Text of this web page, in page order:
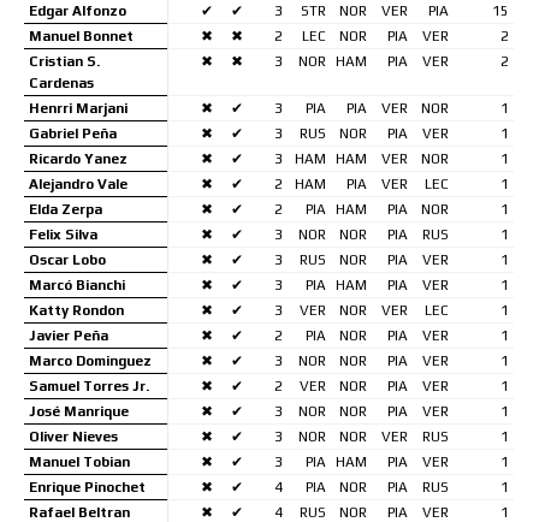
Edgar Alfonzo
✔ ✔ 3 STR NOR VER PIA
15
Manuel Bonnet
✖ ✖ 2 LEC NOR PIA VER
2
Cristian S.
Cardenas
✖ ✖ 3 NOR HAM PIA VER 2
Henrri Marjani ✖ ✔ 3 PIA PIA VER NOR
1
Gabriel Peña
✖ ✔ 3 RUS NOR PIA VER
1
Ricardo Yanez
✖ ✔ 3 HAM HAM VER NOR
1
Alejandro Vale
✖ ✔ 2 HAM PIA VER LEC
1
Elda Zerpa
✖ ✔ 2 PIA HAM PIA NOR
1
Felix Silva
✖ ✔ 3 NOR NOR PIA RUS
1
Oscar Lobo
✖ ✔ 3 RUS NOR PIA VER
1
Marcó Bianchi
✖ ✔ 3 PIA HAM PIA VER
1
Katty Rondon
✖ ✔ 3 VER NOR VER LEC
1
Javier Peña
✖ ✔ 2 PIA NOR PIA VER
1
Marco Dominguez
✖ ✔ 3 NOR NOR PIA VER
1
Samuel Torres Jr.
✖ ✔ 2 VER NOR PIA VER
1
José Manrique
✖ ✔ 3 NOR NOR PIA VER
1
Oliver Nieves
✖ ✔ 3 NOR NOR VER RUS
1
Manuel Tobian
✖ ✔ 3 PIA HAM PIA VER
1
Enrique Pinochet
✖ ✔ 4 PIA NOR PIA RUS
1
Rafael Beltran
✖ ✔ 4 RUS NOR PIA VER
1